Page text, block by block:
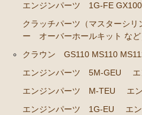
エンジンパーツ 5Ｍ-GEU
エンジンパーツ 6M-GEU
エンジンパーツ M-TEU
エンジンパーツ 1G-FE GX100
クラッチパーツ（マスターシ
ー オーバーホールキット など
クラウン GS110 MS110
エンジンパーツ 5M-GEU
エンジンパーツ M-TEU
エ
エンジンパーツ 1G-EU
エ